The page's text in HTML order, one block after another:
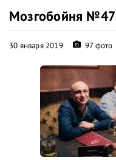
Мозгобойня №47
30 января 2019 97 фото